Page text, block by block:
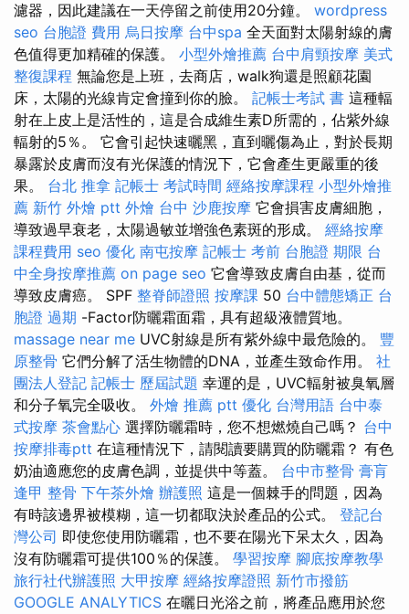
濾器，因此建議在一天停留之前使用20分鐘。 wordpress
seo 台胞證 費用 烏日按摩 台中spa 全天面對太陽射線的膚
色值得更加精確的保護。 小型外燴推薦 台中肩頸按摩 美式
整復課程 無論您是上班，去商店，walk狗還是照顧花園
床，太陽的光線肯定會撞到你的臉。 記帳士考試 書 這種輻
射在上皮上是活性的，這是合成維生素D所需的，佔紫外線
輻射的5％。 它會引起快速曬黑，直到曬傷為止，對於長期
暴露於皮膚而沒有光保護的情況下，它會產生更嚴重的後
果。 台北 推拿 記帳士 考試時間 經絡按摩課程 小型外燴推
薦 新竹 外燴 ptt 外燴 台中 沙鹿按摩 它會損害皮膚細胞，
導致過早衰老，太陽過敏並增強色素斑的形成。 經絡按摩
課程費用 seo 優化 南屯按摩 記帳士 考前 台胞證 期限 台
中全身按摩推薦 on page seo 它會導致皮膚自由基，從而
導致皮膚癌。 SPF 整脊師證照 按摩課 50 台中體態矯正 台
胞證 過期 -Factor防曬霜面霜，具有超級液體質地。
massage near me UVC射線是所有紫外線中最危險的。 豐
原整骨 它們分解了活生物體的DNA，並產生致命作用。 社
團法人登記 記帳士 歷屆試題 幸運的是，UVC輻射被臭氧層
和分子氧完全吸收。 外燴 推薦 ptt 優化 台灣用語 台中泰
式按摩 茶會點心 選擇防曬霜時，您不想燃燒自己嗎？ 台中
按摩排毒ptt 在這種情況下，請閱讀要購買的防曬霜？ 有色
奶油適應您的皮膚色調，並提供中等蓋。 台中市整骨 膏肓
逢甲 整骨 下午茶外燴 辦護照 這是一個棘手的問題，因為
有時該邊界被模糊，這一切都取決於產品的公式。 登記台
灣公司 即使您使用防曬霜，也不要在陽光下呆太久，因為
沒有防曬霜可提供100％的保護。 學習按摩 腳底按摩教學
旅行社代辦護照 大甲按摩 經絡按摩證照 新竹市撥筋
GOOGLE ANALYTICS 在曬日光浴之前，將產品應用於您